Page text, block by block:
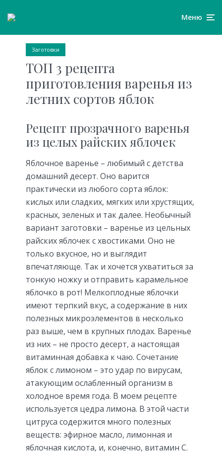
Меню
Заготовки
ТОП 3 рецепта
приготовления варенья из
летних сортов яблок
Рецепт прозрачного варенья
из целых райских яблочек
Яблочное варенье – любимый с детства
домашний десерт. Оно варится
практически из любого сорта яблок:
кислых или сладких, мягких или хрустящих,
красных, зеленых и так далее. Необычный
вариант заготовки – варенье из цельных
райских яблочек с хвостиками. Оно не
только вкусное, но и выглядит
впечатляюще. Так и хочется ухватиться за
тонкую ножку и отправить карамельное
яблочко в рот! Мелкоплодные яблочки
имеют терпкий вкус, а содержание в них
полезных микроэлементов в несколько
раз выше, чем в крупных плодах. Варенье
из них – не просто десерт, а настоящая
витаминная добавка к чаю. Сочетание
яблок с лимоном – это удар по вирусам,
атакующим ослабленный организм в
холодное время года. В моем рецепте
используется цедра лимона. В этой части
цитруса содержится много полезных
веществ: эфирное масло, лимонная и
яблочная кислота, и, конечно, витамин С.